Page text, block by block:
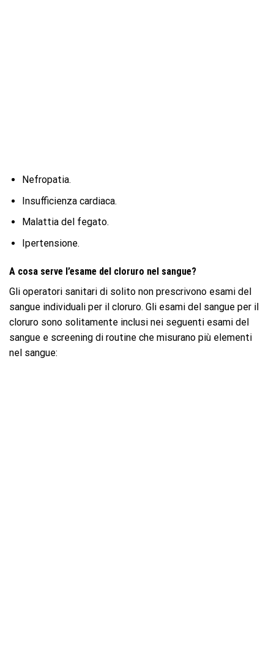
Nefropatia.
Insufficienza cardiaca.
Malattia del fegato.
Ipertensione.
A cosa serve l’esame del cloruro nel sangue?
Gli operatori sanitari di solito non prescrivono esami del
sangue individuali per il cloruro. Gli esami del sangue per il
cloruro sono solitamente inclusi nei seguenti esami del
sangue e screening di routine che misurano più elementi
nel sangue: